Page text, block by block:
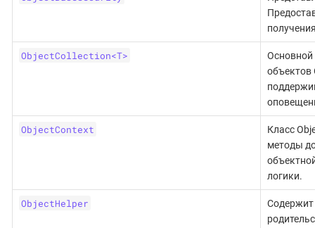
ObjectCollection<T>
Основной
объектов
ObjectContext
Класс
методы
логики.
ObjectHelper
Содержит